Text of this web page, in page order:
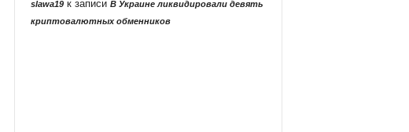
slawa19к записи В Украине ликвидировали девять
криптовалютных обменников